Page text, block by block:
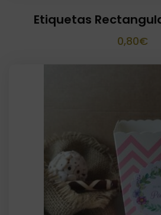
Etiquetas
0,80€